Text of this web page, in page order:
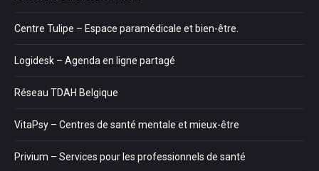
Centre Tulipe – Espace paramédicale et bien-être.
Logidesk – Agenda en ligne partagé
Réseau TDAH Belgique
VitaPsy – Centres de santé mentale et mieux-être
Privium – Services pour les professionnels de santé